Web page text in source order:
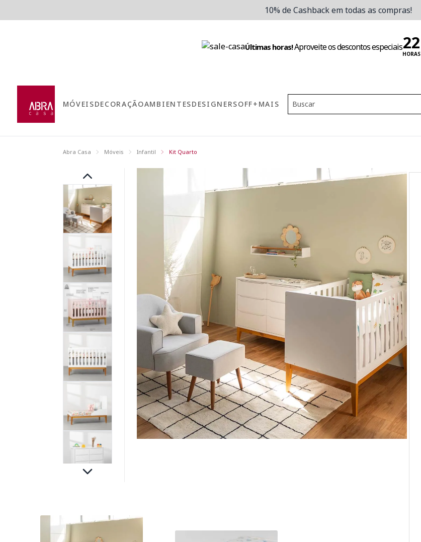
10% de Cashback em todas as compras!
Últimas horas!Aproveite os descontos especiais
HORAS
MÓVEISDECORAÇÃOAMBIENTESDESIGNERSOFF+MAIS
Abra Casa Móveis Infantil Kit Quarto